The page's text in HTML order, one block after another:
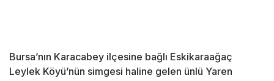
Bursa’nın Karacabey ilçesine bağlı Eskikaraağaç
Leylek Köyü’nün simgesi haline gelen ünlü Yaren